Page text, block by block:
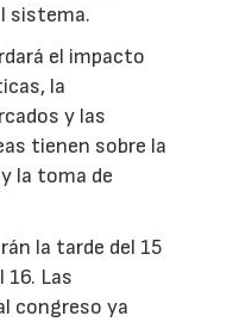
sistema.
el impacto
la
y las
tienen sobre la
la toma de
la tarde del 15
16. Las
congreso ya